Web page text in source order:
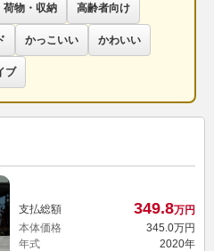
荷物・収納 高齢者向け
かっこいい かわいい
ブ
支払総額 349.8万円
本体価格
345. 0万円
年式
2020年